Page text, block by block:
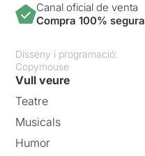
Canal oficial de venta
Compra 100% segura
Disseny i programació:
Copymouse
Vull veure
Teatre
Musicals
Humor